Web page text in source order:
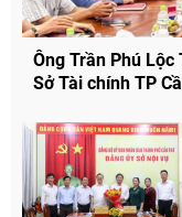
Ông Trần Phú
Sở Tài chính TP